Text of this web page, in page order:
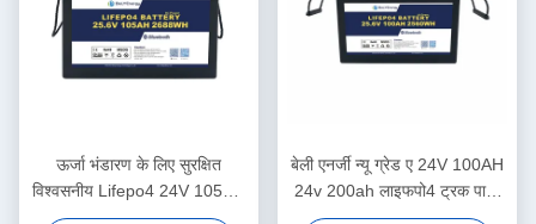
ऊर्जा भंडारण के लिए सुरक्षित
विश्वसनीय Lifepo4 24V 105AH
बैटरी सौर ऊर्जा प्रणाली समुद्री
बेली एनर्जी न्यू ग्रेड ए 24V 100AH
24v 200ah लाइफपो4 ट्रक पावर
सप्लाई के लिए बैटरी